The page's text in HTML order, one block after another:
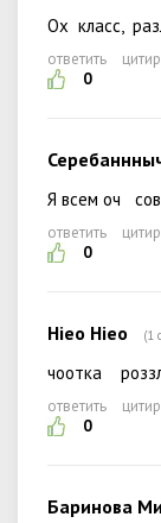
Ох класс,
ответить
0
Я всем оч
ответить
0
Hieo Hieo (1
чоотка
ответить
0
Баринова